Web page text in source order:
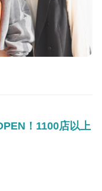
！1100店以上